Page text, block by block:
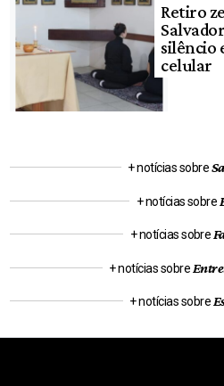
Retiro
silêncio
celular
+ notícias sobre
+ notícias sobre
+ notícias sobre
+ notícias sobre
+ notícias sobre